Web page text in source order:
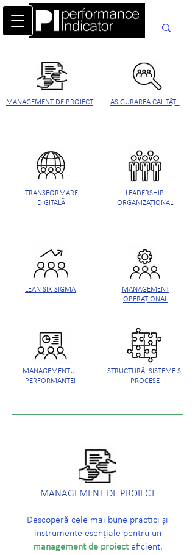
MANAGEMENT DE PROIECT ASIGURAREA CALITĂȚII
TRANSFORMARE
DIGITALĂ
LEADERSHIP
ORGANIZAȚIONAL
LEAN SIX SIGMA
MANAGEMENT
OPERAȚIONAL
MANAGEMENTUL
PERFORMANȚEI
STRUCTURĂ, SISTEME ȘI
PROCESE
MANAGEMENT DE PROIECT
Descoperă cele mai bune practici și
instrumente esențiale pentru un
management de proiecteficient.